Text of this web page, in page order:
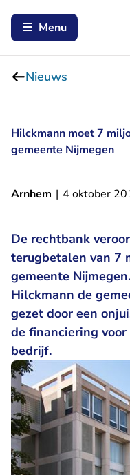
Menu
Nieuws
Hilckmann moet 7
gemeente Nijmegen
Arnhem | 4 oktober
De rechtbank
terugbetalen van 7
gemeente
Hilckmann de
gezet door een
de financiering
bedrijf.